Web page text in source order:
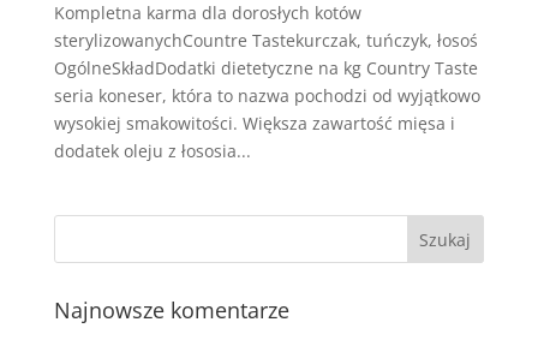
Kompletna karma dla dorosłych kotów
sterylizowanychCountre Tastekurczak, tuńczyk, łosoś
OgólneSkładDodatki dietetyczne na kg Country Taste
seria koneser, która to nazwa pochodzi od wyjątkowo
wysokiej smakowitości. Większa zawartość mięsa i
dodatek oleju z łososia...
Najnowsze komentarze